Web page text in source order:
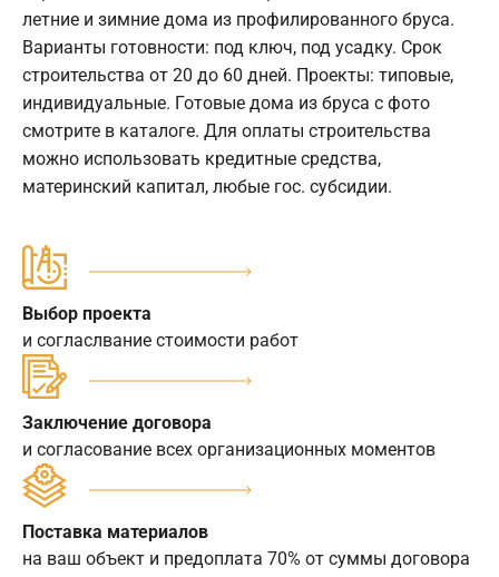
летние и зимние дома из профилированного бруса.
Варианты готовности: под ключ, под усадку. Срок
строительства от 20 до 60 дней. Проекты: типовые,
индивидуальные. Готовые дома из бруса с фото
смотрите в каталоге. Для оплаты строительства
можно использовать кредитные средства,
материнский капитал, любые гос. субсидии.
Выбор проекта
и согласлвание стоимости работ
Заключение договора
и согласование всех организационных моментов
Поставка материалов
на ваш объект и предоплата 70% от суммы договора